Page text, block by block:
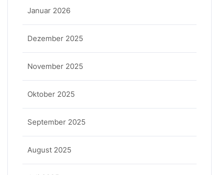
Januar 2026
Dezember 2025
November 2025
Oktober 2025
September 2025
August 2025